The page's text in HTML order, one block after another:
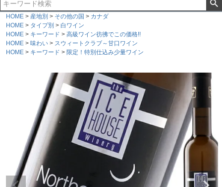
HOME 産地別 その他の国
カナダ
HOME
タイプ別
白ワイン
HOME
キーワード
高級ワイン彷彿でこの価格!!
HOME
味わい
スウィートクラブ～甘口ワイン
HOME
キーワード 限定！特別仕込み少量ワイン